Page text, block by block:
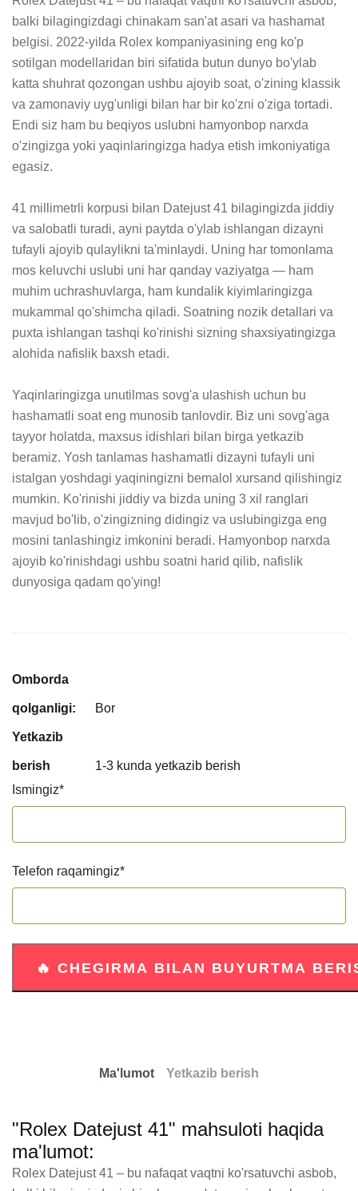
balki bilagingizdagi chinakam san'at asari va hashamat
belgisi. 2022-yilda Rolex kompaniyasining eng ko'p
sotilgan modellaridan biri sifatida butun dunyo bo'ylab
katta shuhrat qozongan ushbu ajoyib soat, o'zining klassik
va zamonaviy uyg'unligi bilan har bir ko'zni o'ziga tortadi.
Endi siz ham bu beqiyos uslubni hamyonbop narxda
o'zingizga yoki yaqinlaringizga hadya etish imkoniyatiga
egasiz.
41 millimetrli korpusi bilan Datejust 41 bilagingizda jiddiy
va salobatli turadi, ayni paytda o'ylab ishlangan dizayni
tufayli ajoyib qulaylikni ta'minlaydi. Uning har tomonlama
mos keluvchi uslubi uni har qanday vaziyatga — ham
muhim uchrashuvlarga, ham kundalik kiyimlaringizga
mukammal qo'shimcha qiladi. Soatning nozik detallari va
puxta ishlangan tashqi ko'rinishi sizning shaxsiyatingizga
alohida nafislik baxsh etadi.
Yaqinlaringizga unutilmas sovg'a ulashish uchun bu
hashamatli soat eng munosib tanlovdir. Biz uni sovg'aga
tayyor holatda, maxsus idishlari bilan birga yetkazib
beramiz. Yosh tanlamas hashamatli dizayni tufayli uni
istalgan yoshdagi yaqiningizni bemalol xursand qilishingiz
mumkin. Ko'rinishi jiddiy va bizda uning 3 xil ranglari
mavjud bo'lib, o'zingizning didingiz va uslubingizga eng
mosini tanlashingiz imkonini beradi. Hamyonbop narxda
ajoyib ko'rinishdagi ushbu soatni harid qilib, nafislik
dunyosiga qadam qo'ying!
Omborda
qolganligi: Bor
Yetkazib
berish
1-3 kunda yetkazib berish
Ismingiz*
Telefon raqamingiz*
Ma'lumot Yetkazib berish
"Rolex Datejust 41" mahsuloti haqida
ma'lumot:
Rolex Datejust 41 – bu nafaqat vaqtni ko'rsatuvchi asbob,